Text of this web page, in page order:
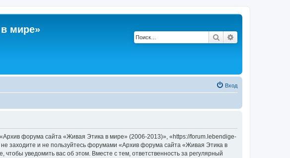
мире»
Поиск
Вход
форума сайта «Живая Этика в мире» (2006-2013)», «https://forum.lebendige-
заходите и не пользуйтесь форумами «Архив форума сайта «Живая Этика в
уведомить вас об этом. Вместе с тем, ответственность за регулярный